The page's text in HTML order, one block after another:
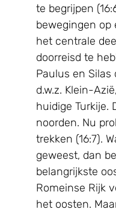
te begrijpen
bewegingen op
het centrale
doorreisd te
Paulus en Silas
d.w.z. Klein-
huidige Turkije.
noorden. Nu
trekken (16:7).
geweest, dan
belangrijkste
Romeinse Rijk
het oosten.